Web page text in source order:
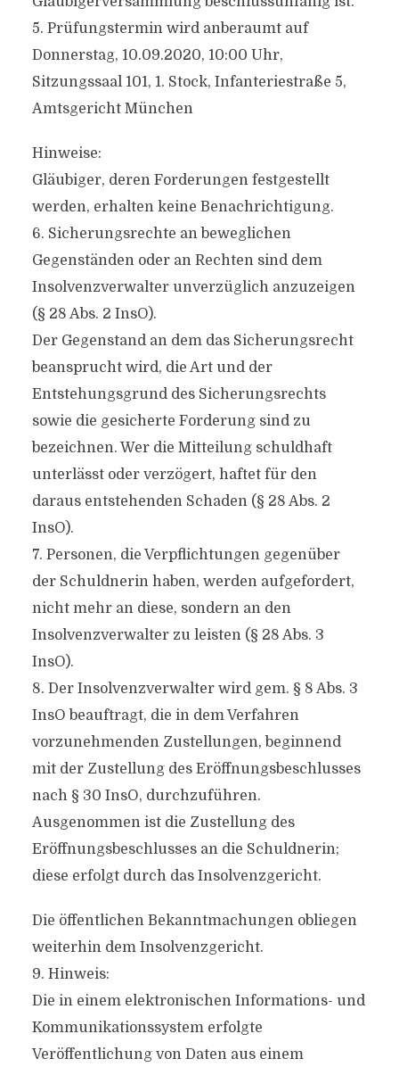
5. Prüfungstermin wird anberaumt auf
Donnerstag, 10.09.2020, 10:00 Uhr,
Sitzungssaal 101, 1. Stock, Infanteriestraße 5,
Amtsgericht München
Hinweise:
Gläubiger, deren Forderungen festgestellt
werden, erhalten keine Benachrichtigung.
6. Sicherungsrechte an beweglichen
Gegenständen oder an Rechten sind dem
Insolvenzverwalter unverzüglich anzuzeigen
(§ 28 Abs. 2 InsO).
Der Gegenstand an dem das Sicherungsrecht
beansprucht wird, die Art und der
Entstehungsgrund des Sicherungsrechts
sowie die gesicherte Forderung sind zu
bezeichnen. Wer die Mitteilung schuldhaft
unterlässt oder verzögert, haftet für den
daraus entstehenden Schaden (§ 28 Abs. 2
InsO).
7. Personen, die Verpflichtungen gegenüber
der Schuldnerin haben, werden aufgefordert,
nicht mehr an diese, sondern an den
Insolvenzverwalter zu leisten (§ 28 Abs. 3
InsO).
8. Der Insolvenzverwalter wird gem. § 8 Abs. 3
InsO beauftragt, die in dem Verfahren
vorzunehmenden Zustellungen, beginnend
mit der Zustellung des Eröffnungsbeschlusses
nach § 30 InsO, durchzuführen.
Ausgenommen ist die Zustellung des
Eröffnungsbeschlusses an die Schuldnerin;
diese erfolgt durch das Insolvenzgericht.
Die öffentlichen Bekanntmachungen obliegen
weiterhin dem Insolvenzgericht.
9. Hinweis:
Die in einem elektronischen Informations- und
Kommunikationssystem erfolgte
Veröffentlichung von Daten aus einem